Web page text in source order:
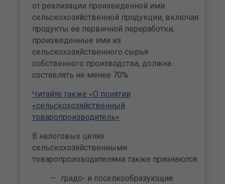
от реализации произведенной ими
сельскохозяйственной продукции, включая
продукты ее первичной переработки,
произведенные ими из
сельскохозяйственного сырья
собственного производства, должна
составлять не менее 70%.
Читайте также «О понятии
«сельскохозяйственный
товаропроизводитель»
В налоговых целях
сельскохозяйственными
товаропроизводителями также признаются:
градо- и поселкообразующие